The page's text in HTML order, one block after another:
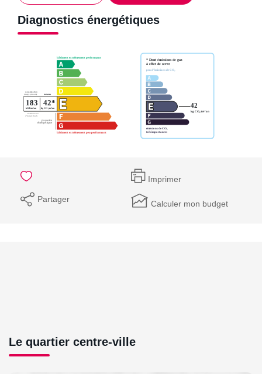
Diagnostics énergétiques
Imprimer
Partager Calculer mon budget
Le quartier centre-ville